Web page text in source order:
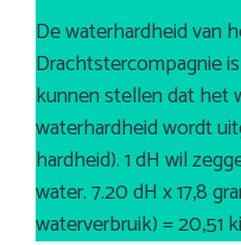
De waterhardheid van
Drachtstercompagnie
kunnen stellen dat het
waterhardheid wordt
hardheid). 1 dH wil
water. 7.20 dH x 17,8
waterverbruik) = 20,51